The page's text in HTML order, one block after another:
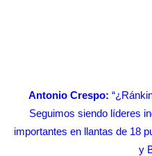
Antonio Crespo:
Seguimos siendo líderes
importantes en llantas de 18
y